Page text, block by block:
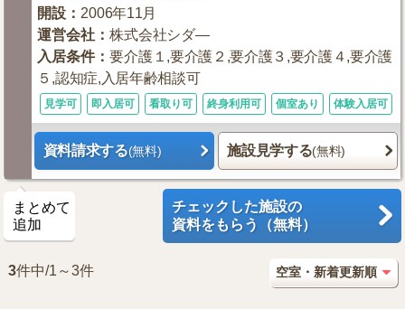
開設 ： 2006年11月
運営会社 ：株式会社シダ—
入居条件：要介護１,要介護２,要介護３,要介護４,要介護
５,認知症,入居年齢相談可
見学可 即入居可 看取り可 終身利用可 個室あり 体験入居可
資料請求する(無料) 施設見学する(無料)
まとめて
追加
チェックした施設の
資料をもらう（無料）
3件中/1～3件